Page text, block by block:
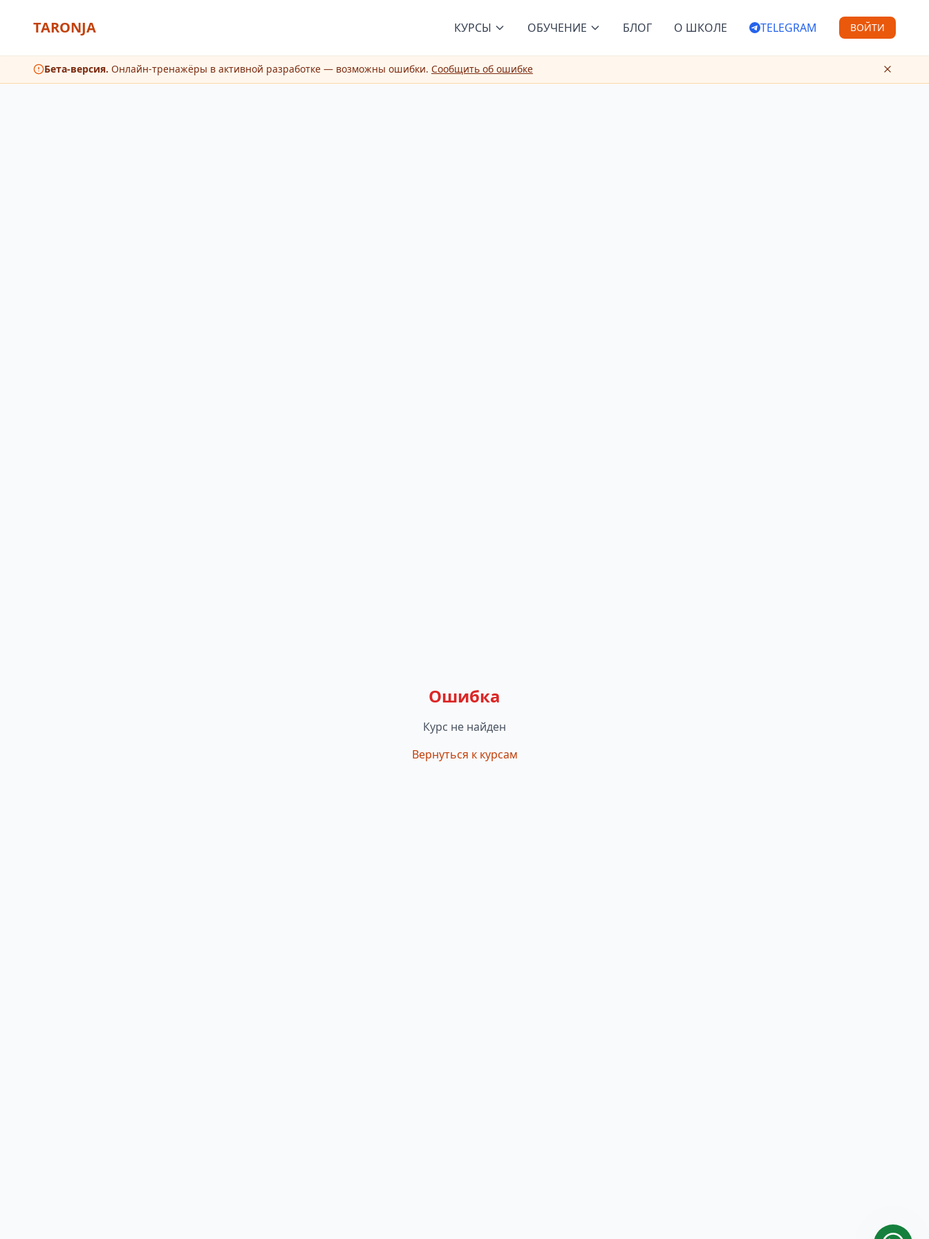
TARONJA КУРСЫ ОБУЧЕНИЕ БЛОГ О ШКОЛЕ TELEGRAM ВОЙТИ
Бета-версия. Онлайн-тренажёры в активной разработке — возможны ошибки. Сообщить об ошибке
Ошибка
Курс не найден
Вернуться к курсам